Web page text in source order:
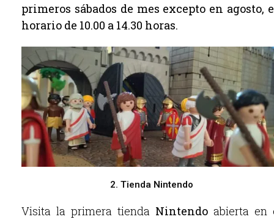
primeros sábados de mes excepto en agosto,
horario de 10.00 a 14.30 horas.
2. Tienda Nintendo
Visita la primera tienda Nintendo abierta en